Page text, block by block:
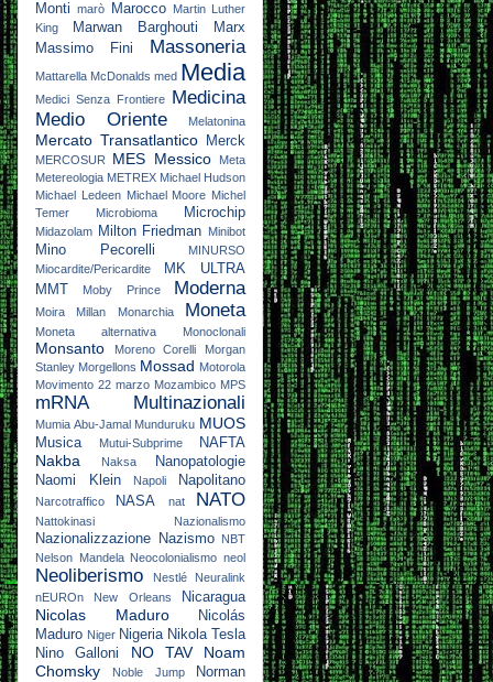
Monti
marò Marocco
Martin Luther
King
Marwan Barghouti
Marx
Massimo Fini
Massoneria
Mattarella McDonalds med Media
Medici Senza Frontiere Medicina
Medio Oriente
Melatonina
Mercato Transatlantico Merck
MERCOSUR MES Messico
Meta
Metereologia METREX Michael Hudson
Michael Ledeen Michael Moore Michel
Temer
Microbioma Microchip
Midazolam Milton Friedman Minibot
Mino Pecorelli
MINURSO
Miocardite/Pericardite
MK ULTRA
MMT
Moby Prince Moderna
Moira Millan Monarchia Moneta
Moneta alternativa Monoclonali
Monsanto Moreno Corelli
Morgan
Stanley Morgellons Mossad Motorola
Movimento 22 marzo Mozambico MPS
mRNA Multinazionali
Mumia Abu-Jamal Munduruku MUOS
Musica Mutui-Subprime NAFTA
Nakba Naksa
Nanopatologie
Naomi Klein
Napoli Napolitano
Narcotraffico NASA nat NATO
Nattokinasi Nazionalismo
Nazionalizzazione Nazismo
NBT
Nelson Mandela Neocolonialismo neol
Neoliberismo Nestlé
Neuralink
nEUROn
New Orleans Nicaragua
Nicolas Maduro
Nicolás
Maduro Niger Nigeria Nikola Tesla
Nino Galloni
NO TAV
Noam
Chomsky
Noble Jump
Norman